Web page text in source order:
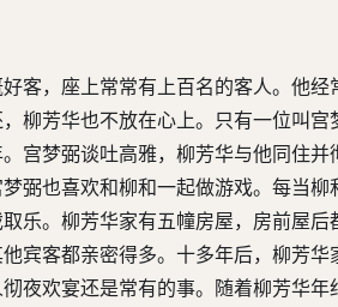
客，座上常常有上百名的客人。他经
柳芳华也不放在心上。只有一位叫
宫梦弼谈吐高雅，柳芳华与他同住并
弼也喜欢和柳和一起做游戏。每当
乐。柳芳华家有五幢房屋，房前屋
宾客都亲密得多。十多年后，柳芳
夜欢宴还是常有的事。随着柳芳华